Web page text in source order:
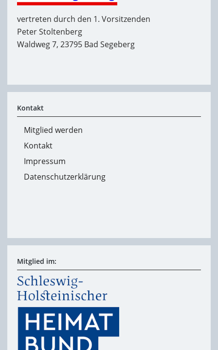
vertreten durch den 1. Vorsitzenden
Peter Stoltenberg
Waldweg 7, 23795 Bad Segeberg
Kontakt
Mitglied werden
Kontakt
Impressum
Datenschutzerklärung
Mitglied im: